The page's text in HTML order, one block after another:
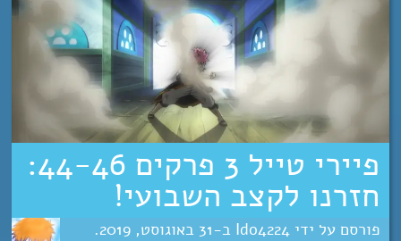
פיירי טייל 3 פרקים 44-46:
חזרנו לקצב השבועי!‏‏‎‎‏‏‎
Ido4224
31 אוגוסט 2019